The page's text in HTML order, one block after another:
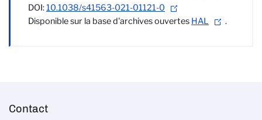
DOI:10.1038/s41563-021-01121-0
Disponible sur la base d'archives ouvertes HAL .
Contact